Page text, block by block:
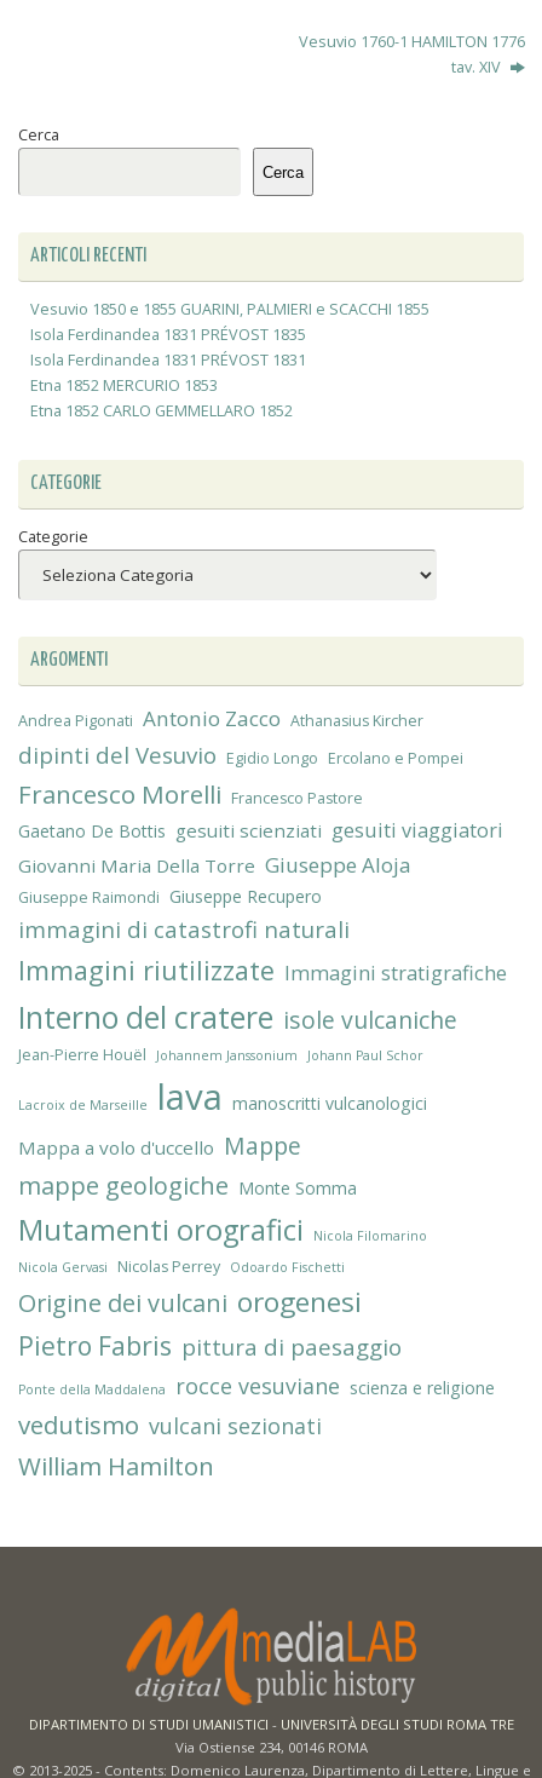
Vesuvio 1760-1 HAMILTON 1776
tav. XIV
Cerca
Cerca
ARTICOLI RECENTI
Vesuvio 1850 e 1855 GUARINI, PALMIERI e SCACCHI 1855
Isola Ferdinandea 1831 PRÉVOST 1835
Isola Ferdinandea 1831 PRÉVOST 1831
Etna 1852 MERCURIO 1853
Etna 1852 CARLO GEMMELLARO 1852
CATEGORIE
Categorie
ARGOMENTI
Andrea Pigonati Antonio Zacco Athanasius Kircher
dipinti del Vesuvio Egidio Longo Ercolano e Pompei
Francesco Morelli Francesco Pastore
Gaetano De Bottis gesuiti scienziati gesuiti viaggiatori
Giovanni Maria Della Torre Giuseppe Aloja
Giuseppe Raimondi Giuseppe Recupero
immagini di catastrofi naturali
Immagini riutilizzate Immagini stratigrafiche
Interno del cratere isole vulcaniche
Jean-Pierre Houël Johannem Janssonium Johann Paul Schor
Lacroix de Marseille lava manoscritti vulcanologici
Mappa a volo d'uccello Mappe
mappe geologiche Monte Somma
Mutamenti orografici
Nicola Filomarino
Nicola Gervasi
Nicolas Perrey Odoardo Fischetti
Origine dei vulcani orogenesi
Pietro Fabris pittura di paesaggio
Ponte della Maddalena rocce vesuviane scienza e religione
vedutismo vulcani sezionati
William Hamilton
DIPARTIMENTO DI STUDI UMANISTICI - UNIVERSITÀ DEGLI STUDI ROMA TRE
Via Ostiense 234, 00146 ROMA
© 2013-2025 - Contents: Domenico Laurenza, Dipartimento di Lettere, Lingue e